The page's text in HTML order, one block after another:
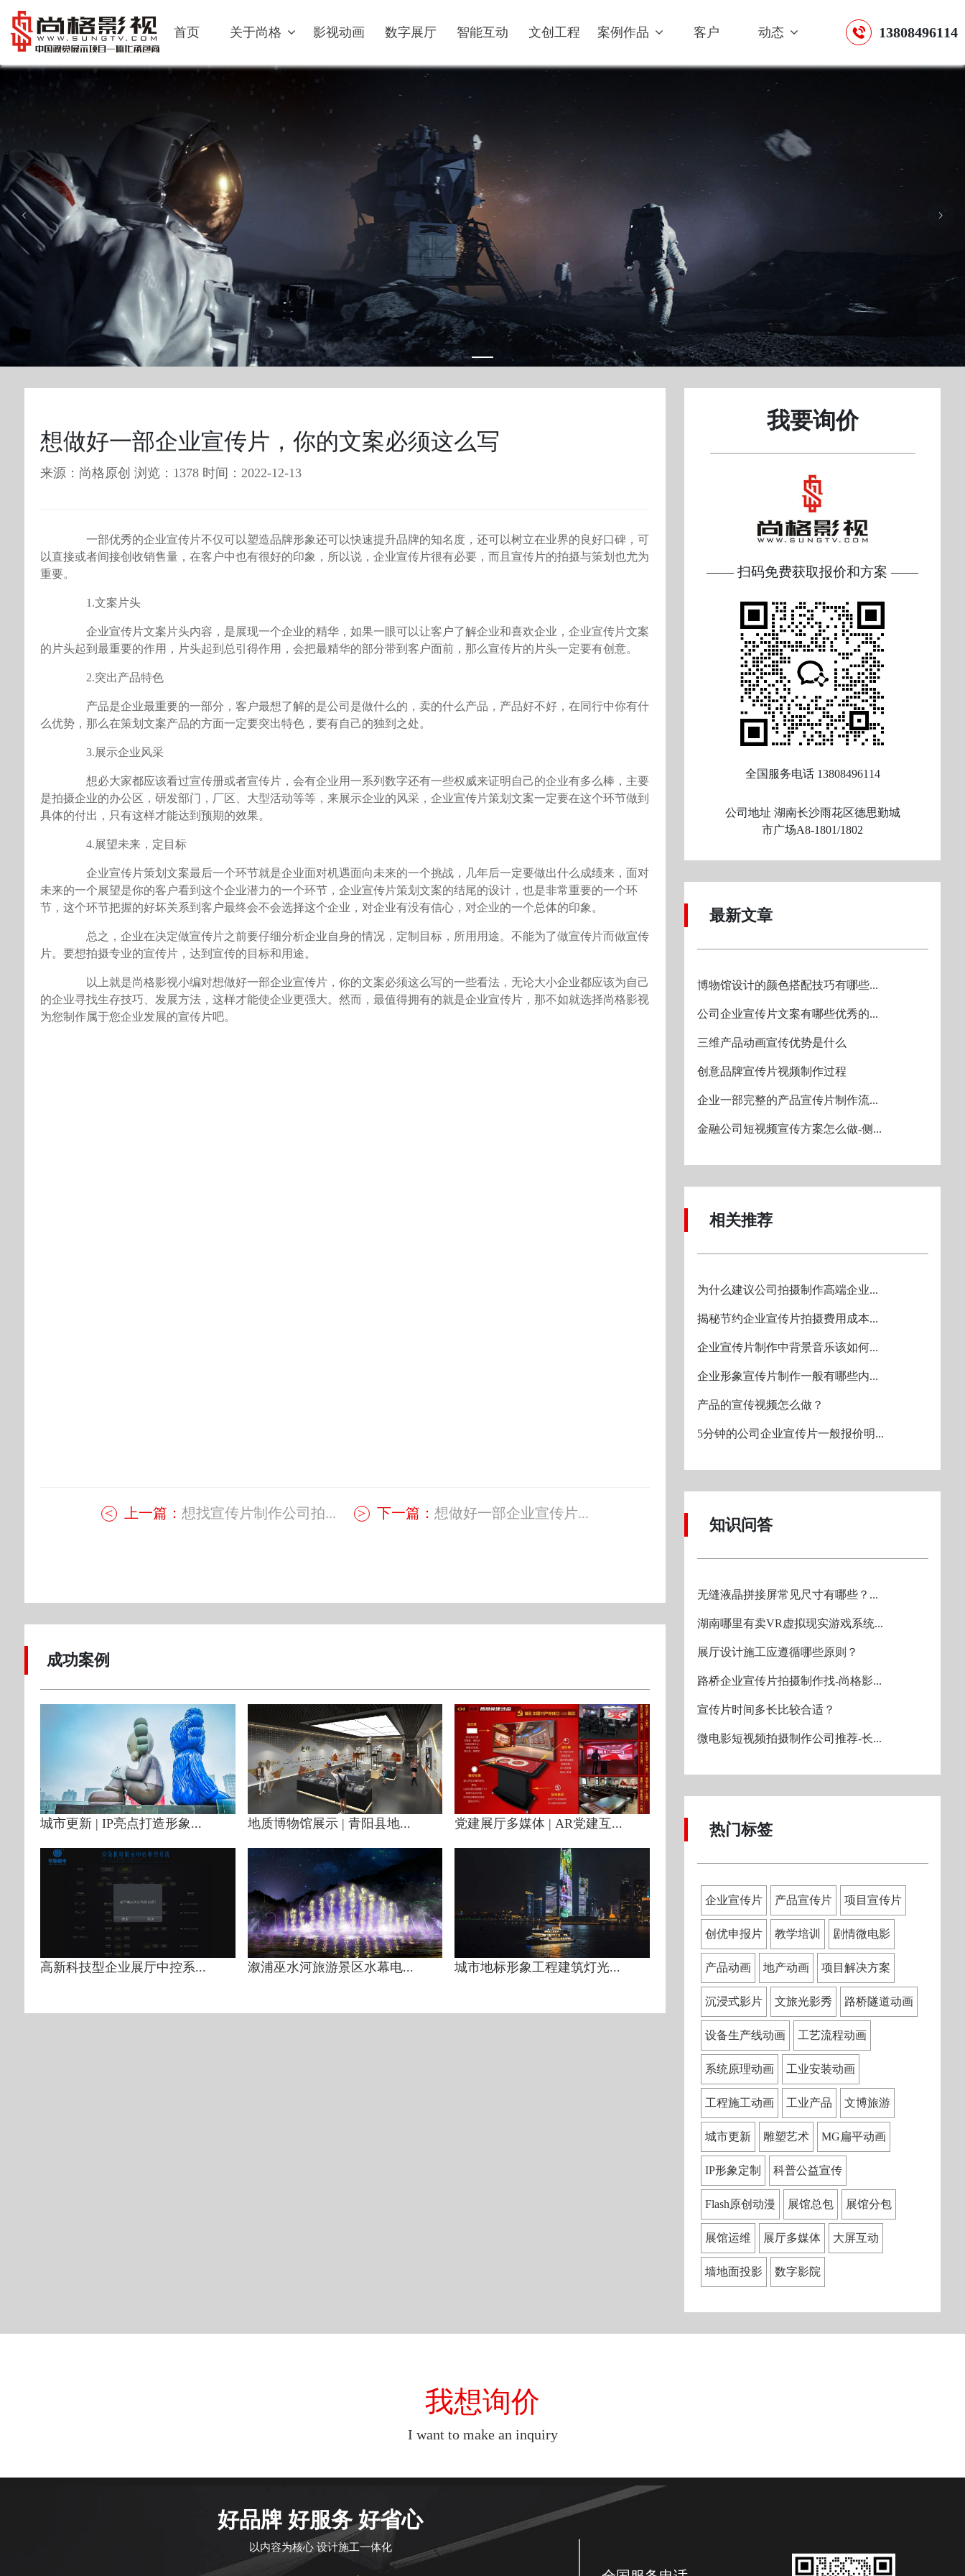
首页 关于尚格 影视动画 数字展厅 智能互动 文创工程 案例作品 客户 动态 13808496114
想做好一部企业宣传片，你的文案必须这么写
来源：尚格原创 浏览：1378 时间：2022-12-13
一部优秀的企业宣传片不仅可以塑造品牌形象还可以快速提升品牌的知名度，还可以树立在业界的良好口碑，可
以直接或者间接创收销售量，在客户中也有很好的印象，所以说，企业宣传片很有必要，而且宣传片的拍摄与策划也尤为
重要。
1.文案片头
企业宣传片文案片头内容，是展现一个企业的精华，如果一眼可以让客户了解企业和喜欢企业，企业宣传片文案
的片头起到最重要的作用，片头起到总引得作用，会把最精华的部分带到客户面前，那么宣传片的片头一定要有创意。
2.突出产品特色
产品是企业最重要的一部分，客户最想了解的是公司是做什么的，卖的什么产品，产品好不好，在同行中你有什
么优势，那么在策划文案产品的方面一定要突出特色，要有自己的独到之处。
3.展示企业风采
想必大家都应该看过宣传册或者宣传片，会有企业用一系列数字还有一些权威来证明自己的企业有多么棒，主要
是拍摄企业的办公区，研发部门，厂区、大型活动等等，来展示企业的风采，企业宣传片策划文案一定要在这个环节做到
具体的付出，只有这样才能达到预期的效果。
4.展望未来，定目标
企业宣传片策划文案最后一个环节就是企业面对机遇面向未来的一个挑战，几年后一定要做出什么成绩来，面对
未来的一个展望是你的客户看到这个企业潜力的一个环节，企业宣传片策划文案的结尾的设计，也是非常重要的一个环
节，这个环节把握的好坏关系到客户最终会不会选择这个企业，对企业有没有信心，对企业的一个总体的印象。
总之，企业在决定做宣传片之前要仔细分析企业自身的情况，定制目标，所用用途。不能为了做宣传片而做宣传
片。要想拍摄专业的宣传片，达到宣传的目标和用途。
以上就是尚格影视小编对想做好一部企业宣传片，你的文案必须这么写的一些看法，无论大小企业都应该为自己
的企业寻找生存技巧、发展方法，这样才能使企业更强大。然而，最值得拥有的就是企业宣传片，那不如就选择尚格影视
为您制作属于您企业发展的宣传片吧。
上一篇： 想找宣传片制作公司拍... 下一篇： 想做好一部企业宣传片...
成功案例
城市更新 | IP亮点打造形象... 地质博物馆展示 | 青阳县地... 党建展厅多媒体 | AR党建互...
高新科技型企业展厅中控系... 溆浦巫水河旅游景区水幕电... 城市地标形象工程建筑灯光...
我要询价
—— 扫码免费获取报价和方案 ——
全国服务电话 13808496114
公司地址 湖南长沙雨花区德思勤城
市广场A8-1801/1802
最新文章
博物馆设计的颜色搭配技巧有哪些...
公司企业宣传片文案有哪些优秀的...
三维产品动画宣传优势是什么
创意品牌宣传片视频制作过程
企业一部完整的产品宣传片制作流...
金融公司短视频宣传方案怎么做-侧...
相关推荐
为什么建议公司拍摄制作高端企业...
揭秘节约企业宣传片拍摄费用成本...
企业宣传片制作中背景音乐该如何...
企业形象宣传片制作一般有哪些内...
产品的宣传视频怎么做？
5分钟的公司企业宣传片一般报价明...
知识问答
无缝液晶拼接屏常见尺寸有哪些？...
湖南哪里有卖VR虚拟现实游戏系统...
展厅设计施工应遵循哪些原则？
路桥企业宣传片拍摄制作找-尚格影...
宣传片时间多长比较合适？
微电影短视频拍摄制作公司推荐-长...
热门标签
企业宣传片 产品宣传片 项目宣传片
创优申报片 教学培训 剧情微电影
产品动画 地产动画 项目解决方案
沉浸式影片 文旅光影秀 路桥隧道动画
设备生产线动画 工艺流程动画
系统原理动画 工业安装动画
工程施工动画 工业产品 文博旅游
城市更新 雕塑艺术 MG扁平动画
IP形象定制 科普公益宣传
Flash原创动漫 展馆总包 展馆分包
展馆运维 展厅多媒体 大屏互动
墙地面投影 数字影院
我想询价
I want to make an inquiry
好品牌 好服务 好省心
以内容为核心 设计施工一体化